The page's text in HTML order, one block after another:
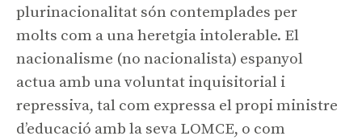
plurinacionalitat són contemplades per
molts com a una heretgia intolerable. El
nacionalisme (no nacionalista) espanyol
actua amb una voluntat inquisitorial i
repressiva, tal com expressa el propi ministre
d’educació amb la seva LOMCE, o com